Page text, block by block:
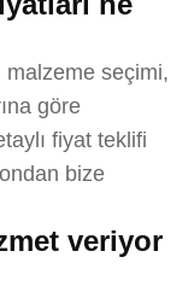
malzeme seçimi,
göre
fiyat teklifi
bize
veriyor